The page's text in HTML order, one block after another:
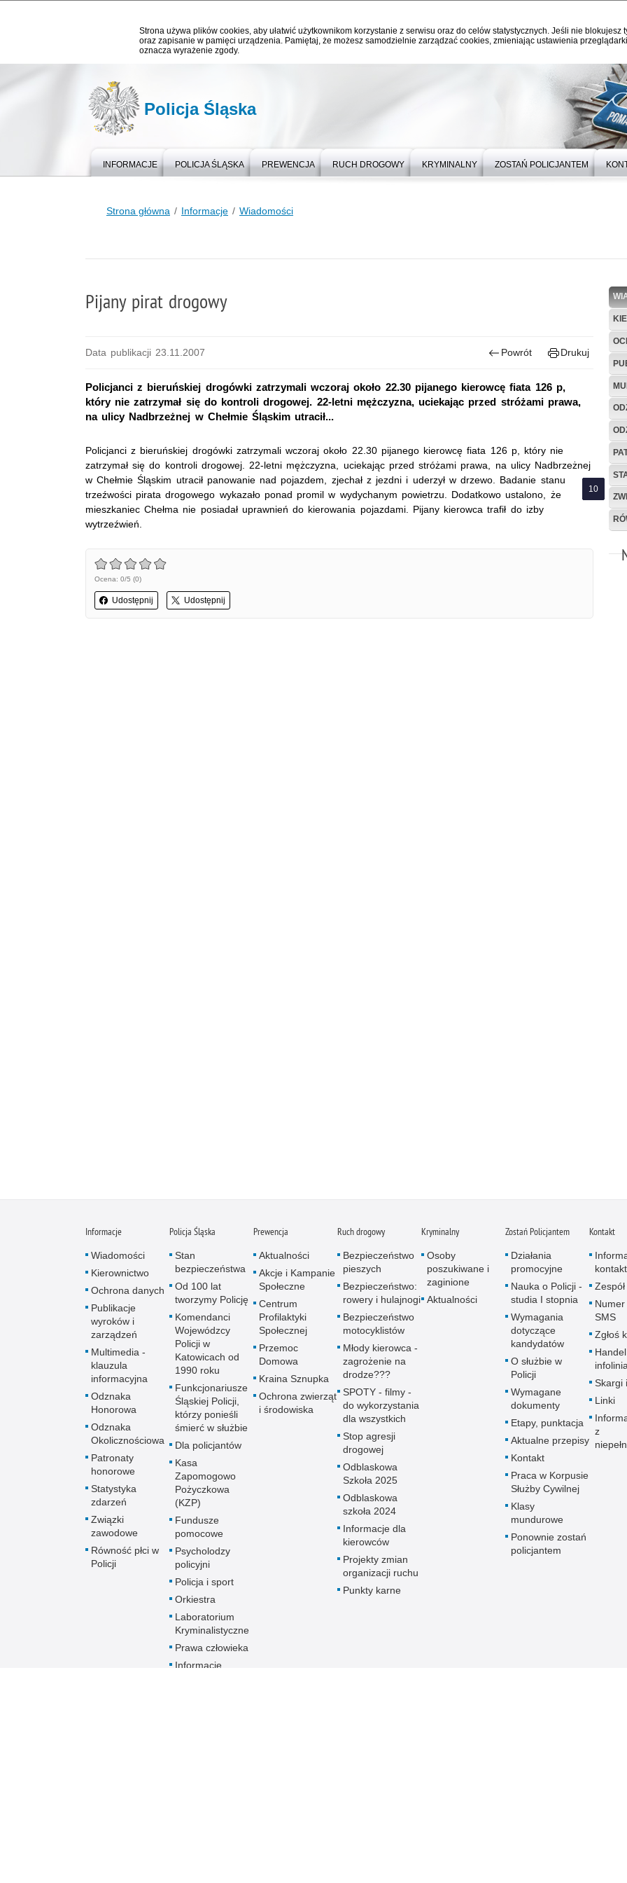
Strona używa plików cookies, aby ułatwić użytkownikom korzystanie z serwisu oraz do celów statystycznych. Jeśli nie blokujesz
oraz zapisanie w pamięci urządzenia. Pamiętaj, że możesz samodzielnie zarządzać cookies, zmieniając ustawienia
oznacza wyrażenie zgody.
Policja Śląska
INFORMACJE POLICJA ŚLĄSKA PREWENCJA RUCH DROGOWY KRYMINALNY ZOSTAŃ POLICJANTEM
Strona główna Informacje Wiadomości
Pijany pirat drogowy
Data publikacji 23.11.2007 Powrót Drukuj
Policjanci z bieruńskiej drogówki zatrzymali wczoraj około 22.30 pijanego kierowcę fiata 126 p,
który nie zatrzymał się do kontroli drogowej. 22-letni mężczyzna, uciekając przed stróżami prawa,
na ulicy Nadbrzeżnej w Chełmie Śląskim utracił...
Policjanci z bieruńskiej drogówki zatrzymali wczoraj około 22.30 pijanego kierowcę fiata 126 p, który nie
zatrzymał się do kontroli drogowej. 22-letni mężczyzna, uciekając przed stróżami prawa, na ulicy Nadbrzeżnej
w Chełmie Śląskim utracił panowanie nad pojazdem, zjechał z jezdni i uderzył w drzewo. Badanie stanu
trzeźwości pirata drogowego wykazało ponad promil w wydychanym powietrzu. Dodatkowo ustalono, że
mieszkaniec Chełma nie posiadał uprawnień do kierowania pojazdami. Pijany kierowca trafił do izby
wytrzeźwień.
Ocena: 0/5 (0)
Udostępnij Udostępnij
Informacje
Wiadomości
Kierownictwo
Ochrona danych
Publikacje
wyroków i
zarządzeń
Multimedia -
klauzula
informacyjna
Odznaka
Honorowa
Odznaka
Okolicznościowa
Patronaty
honorowe
Statystyka
zdarzeń
Związki
zawodowe
Równość płci w
Policji
Policja Śląska
Stan
bezpieczeństwa
Od 100 lat
tworzymy Policję
Komendanci
Wojewódzcy
Policji w
Katowicach od
1990 roku
Funkcjonariusze
Śląskiej Policji,
którzy ponieśli
śmierć w służbie
Dla policjantów
Kasa
Zapomogowo
Pożyczkowa
(KZP)
Fundusze
pomocowe
Psycholodzy
policyjni
Policja i sport
Orkiestra
Laboratorium
Kryminalistyczne
Prawa człowieka
Informacje
Prewencja
Aktualności
Akcje i Kampanie
Społeczne
Centrum
Profilaktyki
Społecznej
Przemoc
Domowa
Kraina Sznupka
Ochrona zwierząt
i środowiska
Ruch drogowy
Bezpieczeństwo
pieszych
Bezpieczeństwo:
rowery i hulajnogi
Bezpieczeństwo
motocyklistów
Młody kierowca -
zagrożenie na
drodze???
SPOTY - filmy -
do wykorzystania
dla wszystkich
Stop agresji
drogowej
Odblaskowa
Szkoła 2025
Odblaskowa
szkoła 2024
Informacje dla
kierowców
Projekty zmian
organizacji ruchu
Punkty karne
Kryminalny
Osoby
poszukiwane i
zaginione
Aktualności
Zostań Policjantem
Działania
promocyjne
Nauka o Policji -
studia I stopnia
Wymagania
dotyczące
kandydatów
O służbie w
Policji
Wymagane
dokumenty
Etapy, punktacja
Aktualne przepisy
Kontakt
Praca w Korpusie
Służby Cywilnej
Klasy
mundurowe
Ponownie zostań
policjantem
Kontakt
SMS
Zgłoś
infolinia
Skargi
Linki
z